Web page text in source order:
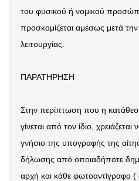
του φυσικού ή νομικού
προσκομίζεται αμέσως μετά
λειτουργίας.
ΠΑΡΑΤΗΡΗΣΗ
Στην περίπτωση που η
γίνεται από τον ίδιο,
γνήσιο της υπογραφής της
δήλωσης από οποιαδήποτε
αρχή και κάθε φωτοαντίγραφο (